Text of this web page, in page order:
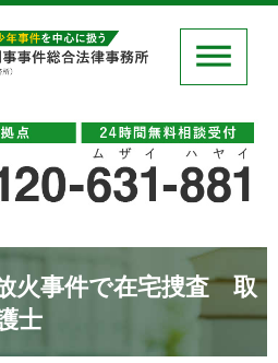
火事件で在宅捜査 取
士